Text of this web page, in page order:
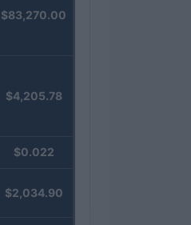
$83,270.00
$4,205.78
$0.022
$2,034.90